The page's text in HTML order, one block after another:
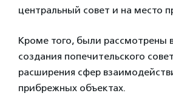
центральный совет и на место
Кроме того, были рассмотрены
создания попечительского
расширения сфер
прибрежных объектах.